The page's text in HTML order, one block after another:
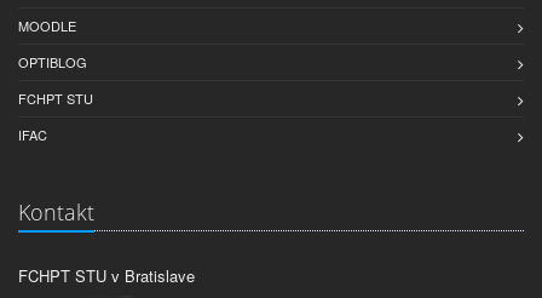
MOODLE
OPTIBLOG
FCHPT STU
IFAC
Kontakt
FCHPT STU v Bratislave